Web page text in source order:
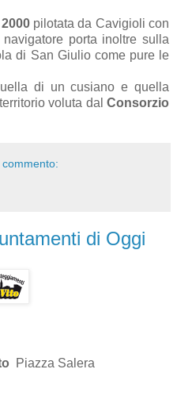
pilotata da Cavigioli con
porta inoltre sulla
di San Giulio come pure le
di un cusiano e quella
voluta dal Consorzio
commento:
di Oggi
Piazza Salera